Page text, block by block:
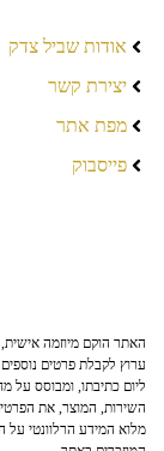
אודות שביל צדק
יצירת קשר
מפת אתר
פייסבוק
האתר הוקם מיוזמה
ערוץ לקבלת פרטים
ליום כתיבתו, ומבוסס על
השירות, המוצר, את
מלוא המידע הרלוונטי על